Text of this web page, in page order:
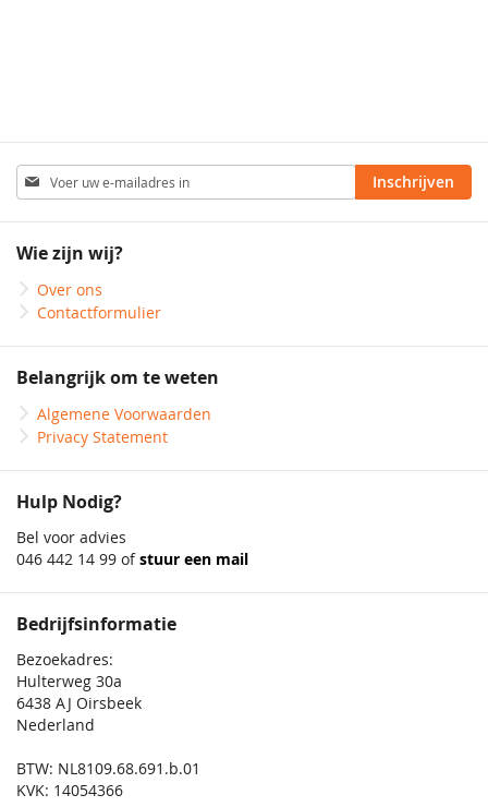
Abonneer
u
op
nieuwsbrief
Inschrijven
Wie zijn wij?
Over ons
Contactformulier
Belangrijk om te weten
Algemene Voorwaarden
Privacy Statement
Hulp Nodig?
Bel voor advies
046 442 14 99 ofstuur een mail
Bedrijfsinformatie
Bezoekadres:
Hulterweg 30a
6438 AJ Oirsbeek
Nederland
BTW: NL8109.68.691.b.01
KVK: 14054366